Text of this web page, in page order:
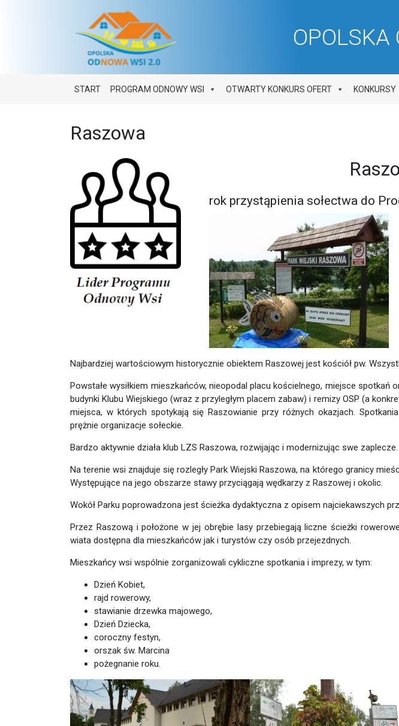
Main Navigation OPOLSKA
START PROGRAM ODNOWY WSI OTWARTY KONKURS OFERT KONKURSY
Raszowa
rok przystąpienia sołectwa do
Najbardziej wartościowym historycznie obiektem Raszowej jest kościół pw.
Powstałe wysiłkiem mieszkańców, nieopodal placu kościelnego, miejsce spotkań
budynki Klubu Wiejskiego (wraz z przyległym placem zabaw) i remizy OSP (a
miejsca, w których spotykają się Raszowianie przy różnych okazjach.
prężnie organizacje sołeckie.
Bardzo aktywnie działa klub LZS Raszowa, rozwijając i modernizując swe zaplecze.
Na terenie wsi znajduje się rozległy Park Wiejski Raszowa, na którego granicy
Występujące na jego obszarze stawy przyciągają wędkarzy z Raszowej i okolic.
Wokół Parku poprowadzona jest ścieżka dydaktyczna z opisem najciekawszych
Przez Raszową i położone w jej obrębie lasy przebiegają liczne ścieżki
wiata dostępna dla mieszkańców jak i turystów czy osób przejezdnych.
Mieszkańcy wsi wspólnie zorganizowali cykliczne spotkania i imprezy, w tym:
Dzień Kobiet,
rajd rowerowy,
stawianie drzewka majowego,
Dzień Dziecka,
coroczny festyn,
orszak św. Marcina
pożegnanie roku.